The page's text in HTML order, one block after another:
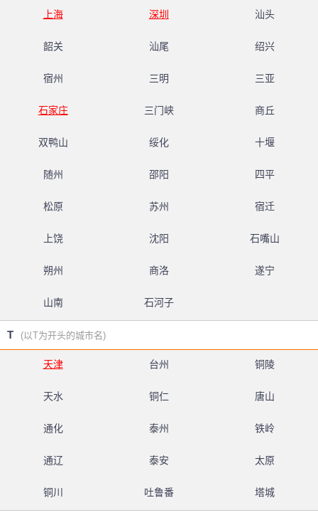
上海 深圳 汕头
韶关 汕尾 绍兴
宿州 三明 三亚
石家庄 三门峡 商丘
双鸭山 绥化 十堰
随州 邵阳 四平
松原 苏州 宿迁
上饶 沈阳 石嘴山
朔州 商洛 遂宁
山南 石河子
T (以T为开头的城市名)
天津 台州 铜陵
天水 铜仁 唐山
通化 泰州 铁岭
通辽 泰安 太原
铜川 吐鲁番 塔城